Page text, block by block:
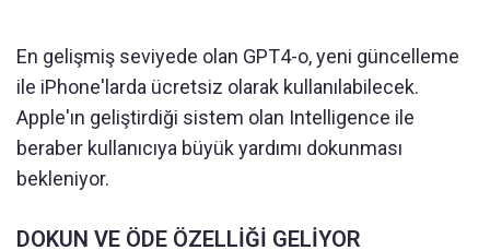
En gelişmiş seviyede olan GPT4-o, yeni güncelleme
ile iPhone'larda ücretsiz olarak kullanılabilecek.
Apple'ın geliştirdiği sistem olan Intelligence ile
beraber kullanıcıya büyük yardımı dokunması
bekleniyor.
DOKUN VE ÖDE ÖZELLİĞİ GELİYOR